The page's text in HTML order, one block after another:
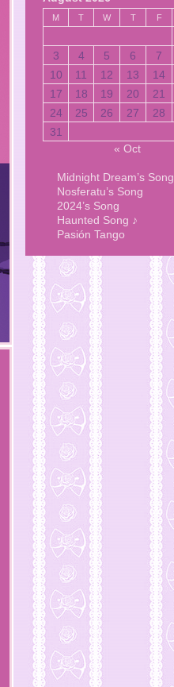
M T W T F
3
4 5 6 7
10
11 12 13 14
17
18 19 20 21
24
25 26 27 28
31
« Oct
Midnight Dream’s Song
Nosferatu’s Song
2024’s Song
Haunted Song ♪
Pasión Tango